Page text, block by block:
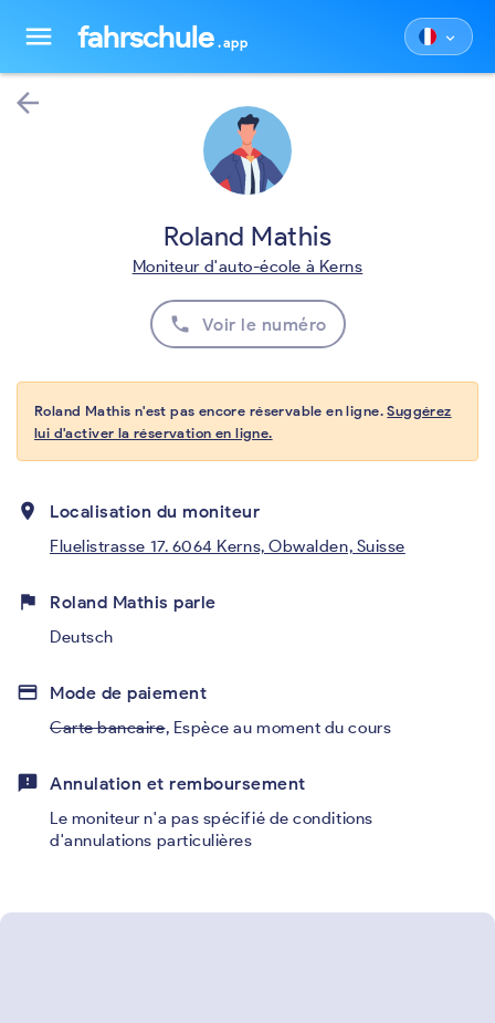
menu fahrschule .app keyboard_arrow_down
arrow_back
Roland Mathis
Moniteur d'auto-école à Kerns
phone Voir le numéro
Roland Mathis n'est pas encore réservable en ligne.Suggérez
lui d'activer la réservation en ligne.
place Localisation du moniteur
Fluelistrasse 17. 6064 Kerns, Obwalden, Suisse
flag Roland Mathis parle
Deutsch
credit_card Mode de paiement
Carte bancaire, Espèce au moment du cours
feedback Annulation et remboursement
Le moniteur n'a pas spécifié de conditions
d'annulations particulières